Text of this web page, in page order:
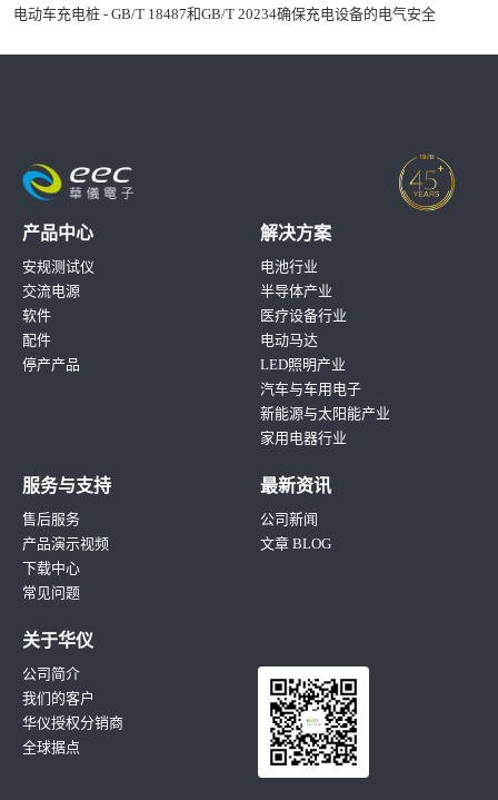
电动车充电桩 - GB/T 18487和GB/T 20234确保充电设备的电气安全
产品中心
安规测试仪
交流电源
软件
配件
停产产品
解决方案
电池行业
半导体产业
医疗设备行业
电动马达
LED照明产业
汽车与车用电子
新能源与太阳能产业
家用电器行业
服务与支持
售后服务
产品演示视频
下载中心
常见问题
最新资讯
公司新闻
文章 BLOG
关于华仪
公司简介
我们的客户
华仪授权分销商
全球据点